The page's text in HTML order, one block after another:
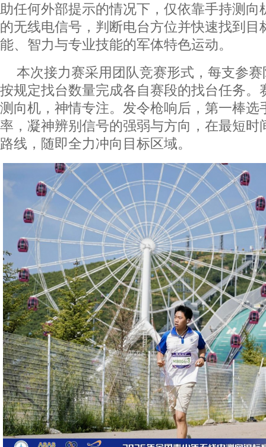
助任何外部提示的情况下，仅依靠手持测向
的无线电信号，判断电台方位并快速找到目
能、智力与专业技能的军体特色运动。
本次接力赛采用团队竞赛形式，每支参
按规定找台数量完成各自赛段的找台任务。
测向机，神情专注。发令枪响后，第一棒选
率，凝神辨别信号的强弱与方向，在最短时
路线，随即全力冲向目标区域。